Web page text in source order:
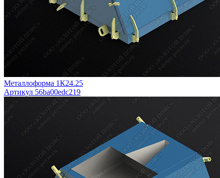
Металлоформа 1К24.25
Артикул 56ba00edc219